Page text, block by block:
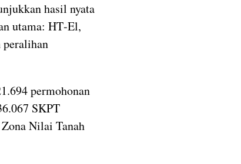
hasil nyata
utama: HT‑El,
peralihan
permohonan
SKPT
Nilai Tanah